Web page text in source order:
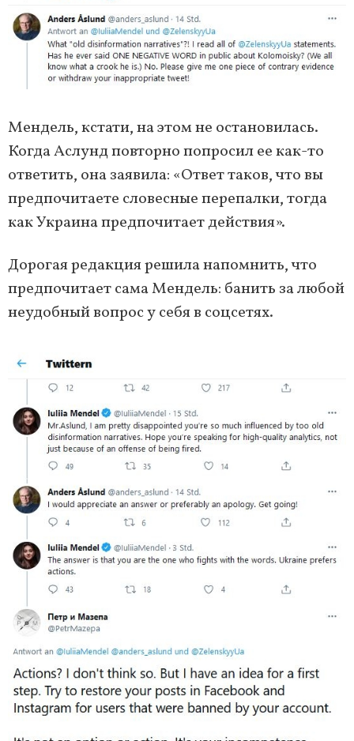
Мендель, кстати, на этом не остановилась.
Когда Аслунд повторно попросил ее как-то
ответить, она заявила: «Ответ таков, что вы
предпочитаете словесные перепалки, тогда
как Украина предпочитает действия».
Дорогая редакция решила напомнить, что
предпочитает сама Мендель: банить за любой
неудобный вопрос у себя в соцсетях.